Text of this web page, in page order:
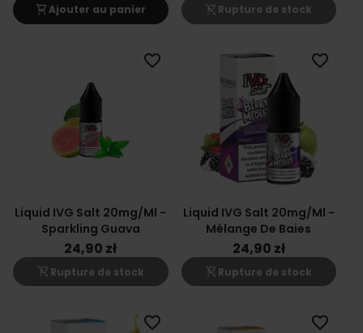
shopping_cartAjouter au panier shopping_cart_off Rupture de stock
Liquid IVG Salt 20mg/ml -
Sparkling Guava
24,90 zł
shopping_cart_off Rupture de stock
favorite_border
Liquid IVG Salt 20mg/ml -
Mélange De Baies
24,90 zł
shopping_cart_off Rupture de stock
favorite_border
favorite_border favorite_border